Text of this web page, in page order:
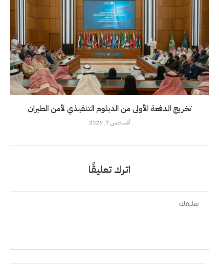
تخريج الدفعة الأولى من الدبلوم التنفيذي لأمن الطيران
أغسطس 7, 2026
اترك تعليقًا